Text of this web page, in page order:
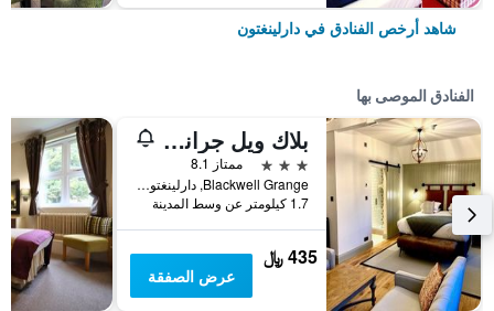
شاهد أرخص الفنادق في دارلينغتون
الفنادق الموصى بها
بلاك ويل جرانج هوتل
3 نجوم
ممتاز 8.1
Blackwell Grange, دارلينغتون, المملكة المتحدة
1.7 كيلومتر عن وسط المدينة
435 ﷼
عرض الصفقة